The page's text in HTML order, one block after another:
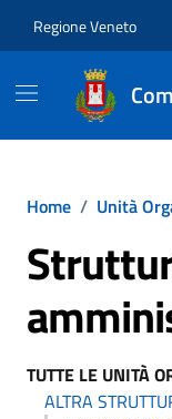
Regione Veneto
Home / Unità
TUTTE LE UNITÀ
ALTRA